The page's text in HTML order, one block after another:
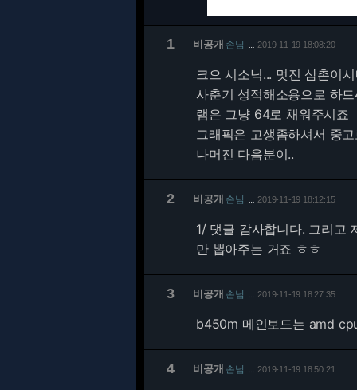
1 비공개 손님 2019-11-19 18:08:20
크으 시소닉... 멋진 삼촌이
사춘기 성적해소용으로 하
램은 그냥 64로 채워주시죠
그래픽은 고생좀하셔서 중
나머진 다음분이..
2 비공개 손님 2019-11-19 18:12:15
1/댓글 감사합니다. 그리고
만 뽑아주는 거죠 ㅎㅎ
3 비공개 손님 2019-11-19 18:27:35
b450m 메인보드는 amd
4 비공개 손님 2019-11-19 18:50:21